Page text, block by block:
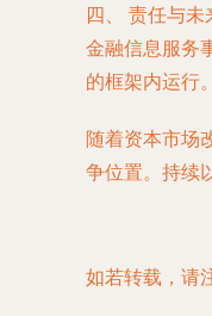
四、 责任与
金融信息服务
的框架内运行
随着资本市场
争位置。持续
如若转载，请